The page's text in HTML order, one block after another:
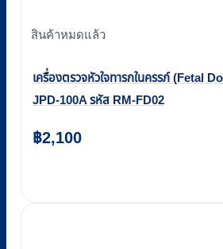
สินค้าหมดแล้ว
เครื่องตรวจหัวใจทารกในครรภ์ (Fetal
JPD-100A รหัส RM-FD02
฿2,100